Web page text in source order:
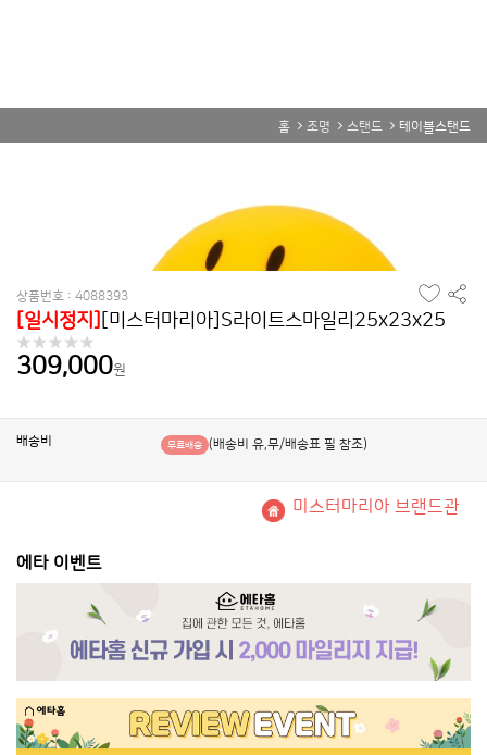
홈 조명 스탠드 테이블스탠드
상품번호 : 4088393
[일시정지] [미스터마리아]S라이트스마일리25x23x25
309,000원
찜
하
기
공
배송비 무료배송 (배송비 유,무/배송표 필 참조)
미스터마리아 브랜드관
에타 이벤트